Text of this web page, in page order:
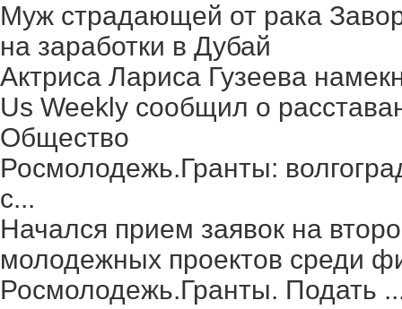
Муж страдающей от рака
на заработки в Дубай
Актриса Лариса Гузеева
Us Weekly сообщил о
Общество
Росмолодежь.Гранты:
с...
Начался прием заявок на
молодежных проектов среди
Росмолодежь.Гранты. Подать